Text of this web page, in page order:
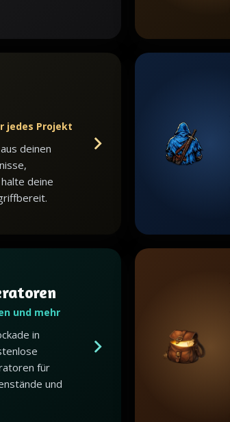
jedes Projekt
deinen
deine
und mehr
in
für
und